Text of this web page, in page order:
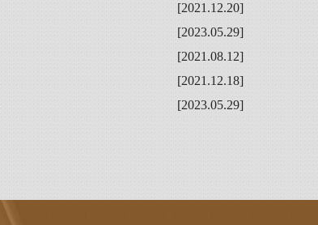
[2021.12.20]
[2023.05.29]
[2021.08.12]
[2021.12.18]
[2023.05.29]